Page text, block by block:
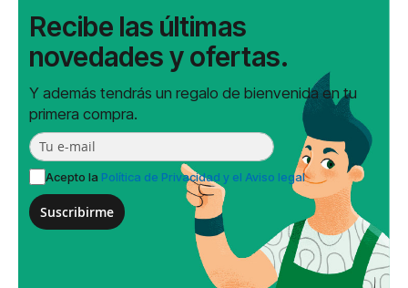
Recibe las últimas
novedades y ofertas.
Y además tendrás un regalo de bienvenida en tu
primera compra.
Acepto la Política de Privacidad y el Aviso legal
Suscribirme